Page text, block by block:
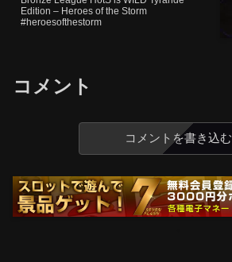
Edition – Heroes of the Storm
#heroesofthestorm
コメント
コメントを書き込む